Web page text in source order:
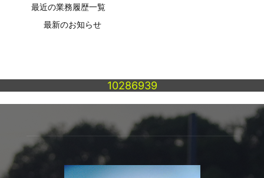
最近の業務履歴一覧
最新のお知らせ
10286939